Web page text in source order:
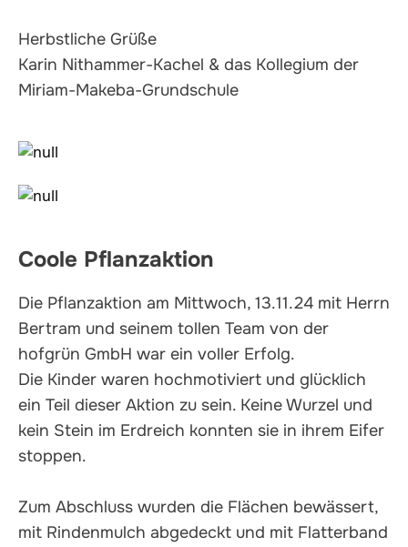
Herbstliche Grüße
Karin Nithammer-Kachel & das Kollegium der
Miriam-Makeba-Grundschule
Coole Pflanzaktion
Die Pflanzaktion am Mittwoch, 13.11.24 mit Herrn
Bertram und seinem tollen Team von der
hofgrün GmbH war ein voller Erfolg.
Die Kinder waren hochmotiviert und glücklich
ein Teil dieser Aktion zu sein. Keine Wurzel und
kein Stein im Erdreich konnten sie in ihrem Eifer
stoppen.
Zum Abschluss wurden die Flächen bewässert,
mit Rindenmulch abgedeckt und mit Flatterband